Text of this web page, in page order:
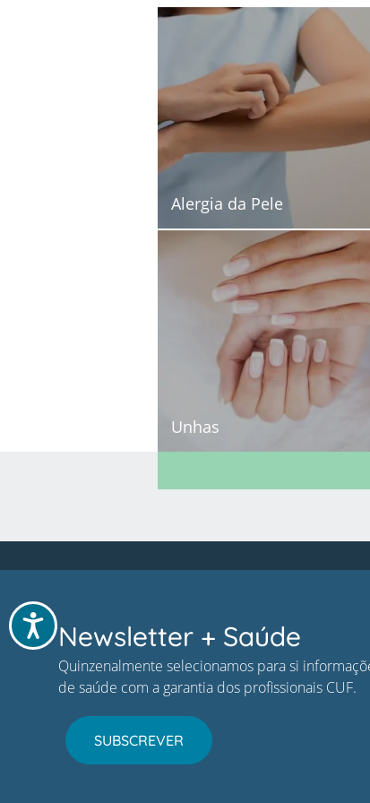
Acessibilidade
Alergia da Pele
Unhas
Newsletter + Saúde
Quinzenalmente selecionamos para si
de saúde com a garantia dos profissionais CUF.
SUBSCREVER